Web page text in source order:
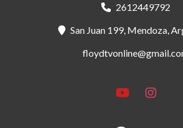
2612449792
San Juan 199, Mendoza,